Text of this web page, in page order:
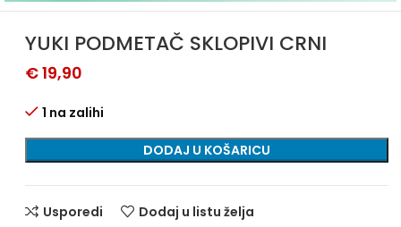
YUKI PODMETAČ SKLOPIVI CRNI
€19,90
1 na zalihi
DODAJ U KOŠARICU
Usporedi Dodaj u listu želja